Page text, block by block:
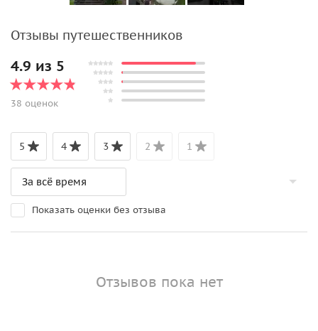
Отзывы путешественников
4.9 из 5
38 оценок
5 4 3 2 1
Показать оценки без отзыва
Отзывов пока нет